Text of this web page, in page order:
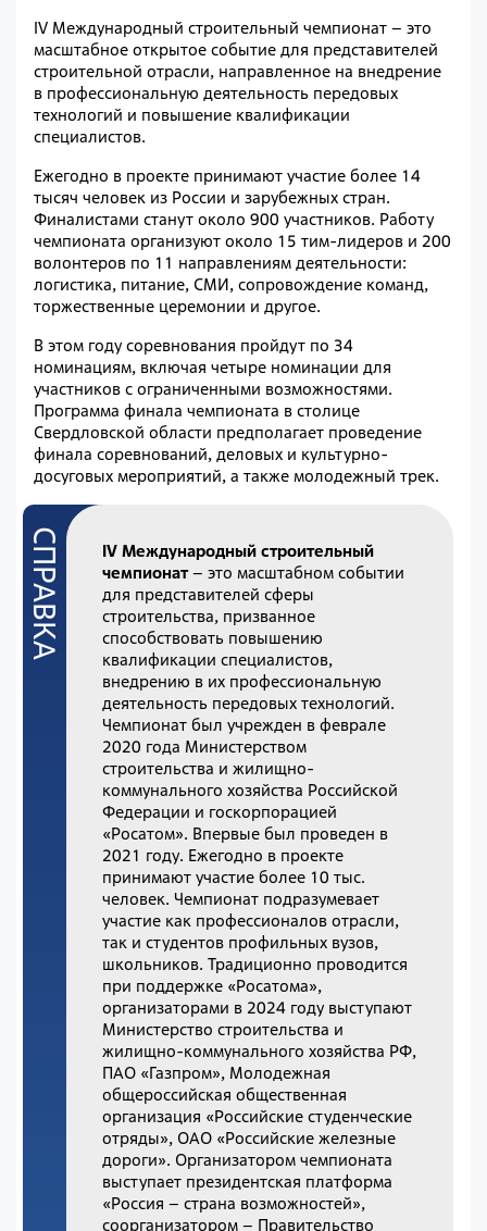
IV Международный строительный чемпионат – это
масштабное открытое событие для представителей
строительной отрасли, направленное на внедрение
в профессиональную деятельность передовых
технологий и повышение квалификации
специалистов.
Ежегодно в проекте принимают участие более 14
тысяч человек из России и зарубежных стран.
Финалистами станут около 900 участников. Работу
чемпионата организуют около 15 тим-лидеров и 200
волонтеров по 11 направлениям деятельности:
логистика, питание, СМИ, сопровождение команд,
торжественные церемонии и другое.
В этом году соревнования пройдут по 34
номинациям, включая четыре номинации для
участников с ограниченными возможностями.
Программа финала чемпионата в столице
Свердловской области предполагает проведение
финала соревнований, деловых и культурно-
досуговых мероприятий, а также молодежный трек.
IV Международный строительный
чемпионат– это масштабном событии
для представителей сферы
строительства, призванное
способствовать повышению
квалификации специалистов,
внедрению в их профессиональную
деятельность передовых технологий.
Чемпионат был учрежден в феврале
2020 года Министерством
строительства и жилищно-
коммунального хозяйства Российской
Федерации и госкорпорацией
«Росатом». Впервые был проведен в
2021 году. Ежегодно в проекте
принимают участие более 10 тыс.
человек. Чемпионат подразумевает
участие как профессионалов отрасли,
так и студентов профильных вузов,
школьников. Традиционно проводится
при поддержке «Росатома»,
организаторами в 2024 году выступают
Министерство строительства и
жилищно-коммунального хозяйства РФ,
ПАО «Газпром», Молодежная
общероссийская общественная
организация «Российские студенческие
отряды», ОАО «Российские железные
дороги». Организатором чемпионата
выступает президентская платформа
«Россия – страна возможностей»,
соорганизатором – Правительство